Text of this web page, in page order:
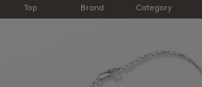
Top Brand Category